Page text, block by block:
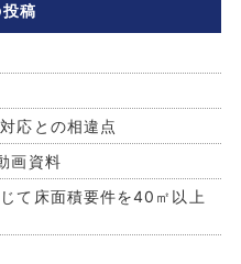
稿
応との相違点
画資料
て床面積要件を40㎡以上